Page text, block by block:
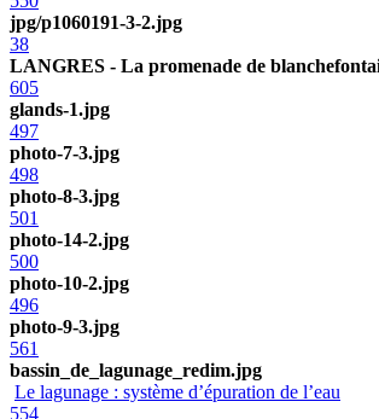
jpg/p1060191-3-2.jpg
38
LANGRES - La promenade de
605
glands-1.jpg
497
photo-7-3.jpg
498
photo-8-3.jpg
501
photo-14-2.jpg
500
photo-10-2.jpg
496
photo-9-3.jpg
561
bassin_de_lagunage_redim.jpg
Le lagunage : système d’épuration de l’eau
554